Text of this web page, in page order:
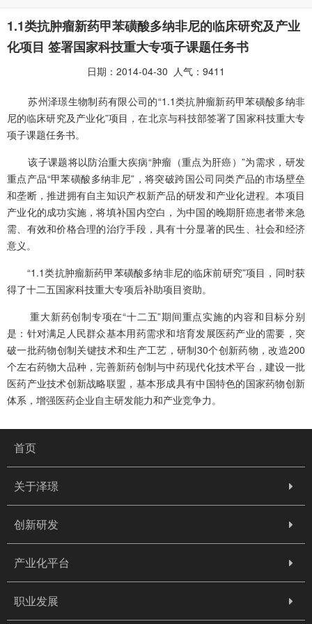
1.1类抗肿瘤新药甲苯磺酸多纳非尼的临床研究及产业
化项目 签署国家科技重大专项子课题任务书
日期：2014-04-30 人气：9411
苏州泽璟生物制药有限公司的“1.1类抗肿瘤新药甲苯磺酸多纳非
尼的临床研究及产业化”项目，在北京与科技部签署了国家科技重大专
项子课题任务书。
该子课题将以防治重大疾病“肿瘤（重点为肝癌）”为需求，研发
重点产品“甲苯磺酸多纳非尼”，将突破跨国公司同类产品的市场壁垒
和垄断，推进拥有自主知识产权新产品的研发和产业化进程。本项目
产业化的成功实施，将填补国内空白，为中国的晚期肝癌患者带来急
需、有效和价格合理的治疗手段，具有十分显著的民生、社会和经济
意义。
“1.1类抗肿瘤新药甲苯磺酸多纳非尼的临床前研究”项目，同时获
得了十二五国家科技重大专项后补助项目资助。
重大新药创制专项在“十二五”期间重点实施的内容和目标分别
是：针对满足人民群众基本用药需求和培育发展医药产业的需要，突
破一批药物创制关键技术和生产工艺，研制30个创新药物，改造200
个左右药物大品种，完善新药创制与中药现代化技术平台，建设一批
医药产业技术创新战略联盟，基本形成具有中国特色的国家药物创新
体系，增强医药企业自主研发能力和产业竞争力。
首页
关于泽璟
创新研发
产业化平台
职业发展